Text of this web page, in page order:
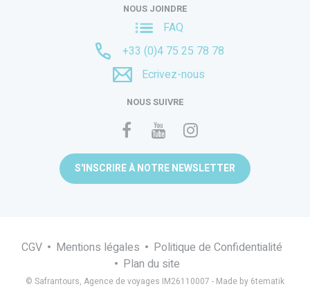
NOUS JOINDRE
FAQ
+33 (0)4 75 25 78 78
Ecrivez-nous
NOUS SUIVRE
S'INSCRIRE À NOTRE NEWSLETTER
CGV Mentions légales
Politique de Confidentialité
Plan du site
© Safrantours, Agence de voyages IM26110007 - Made by 6tematik